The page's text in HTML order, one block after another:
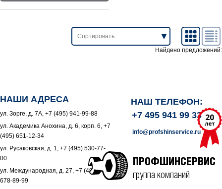
Найдено предложений:
НАШИ АДРЕСА
ул. Зорге, д. 7А, +7 (495) 941-99-88
ул. Академика Анохина, д. 6, корп. 6, +7
(495) 651-12-34
ул. Русаковская, д. 1, +7 (495) 530-77-
00
ул. Международная, д. 27, +7 (495)
678-89-99
НАШ ТЕЛЕФОН:
+7 495 941 99 33
info@profshinservice.ru
ПРОФШИНСЕРВИС
группа компаний